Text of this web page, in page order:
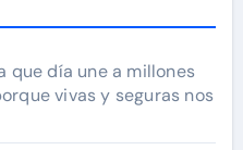
que día une a millones
vivas y seguras nos